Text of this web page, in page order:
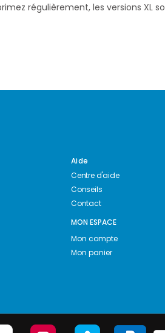
régulièrement, les versions
Aide
Centre d'aide
Conseils
Contact
MON ESPACE
Mon compte
Mon panier